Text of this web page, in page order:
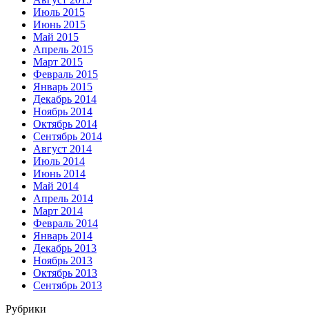
Июль 2015
Июнь 2015
Май 2015
Апрель 2015
Март 2015
Февраль 2015
Январь 2015
Декабрь 2014
Ноябрь 2014
Октябрь 2014
Сентябрь 2014
Август 2014
Июль 2014
Июнь 2014
Май 2014
Апрель 2014
Март 2014
Февраль 2014
Январь 2014
Декабрь 2013
Ноябрь 2013
Октябрь 2013
Сентябрь 2013
Рубрики